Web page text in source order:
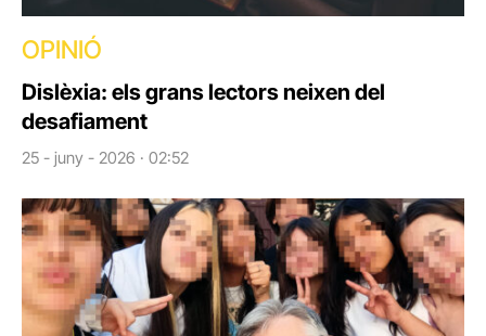
OPINIÓ
Dislèxia: els grans lectors neixen del
desafiament
25 - juny - 2026 · 02:52